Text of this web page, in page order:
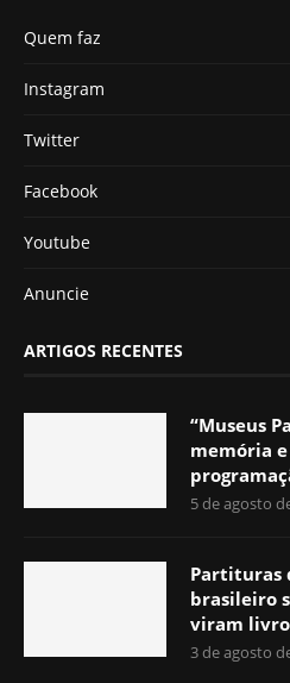
Quem faz
Instagram
Twitter
Facebook
Youtube
Anuncie
ARTIGOS RECENTES
“Museus
memória
5 de agosto
Partituras
brasileiro
viram
3 de agosto